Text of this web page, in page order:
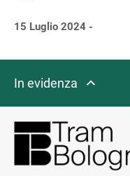
15 Luglio 2024 -
In evidenza